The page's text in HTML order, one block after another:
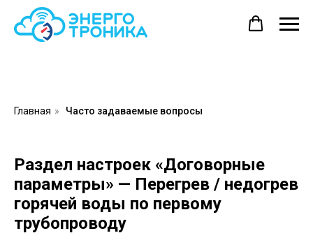
Главная » Часто задаваемые вопросы
Раздел настроек «Договорные
параметры» — Перегрев / недогрев
горячей воды по первому
трубопроводу